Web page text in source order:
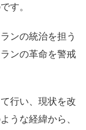
す。
ンの統治を担う
ンの革命を警戒
行い、現状を改
うな経緯から、